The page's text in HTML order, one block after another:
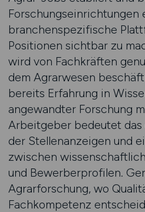
Forschungseinrichtungen
branchenspezifische
Positionen sichtbar zu
wird von Fachkräften
dem Agrarwesen
bereits Erfahrung in
angewandter Forschung
Arbeitgeber bedeutet das
der Stellenanzeigen und
zwischen
und Bewerberprofilen.
Agrarforschung, wo
Fachkompetenz